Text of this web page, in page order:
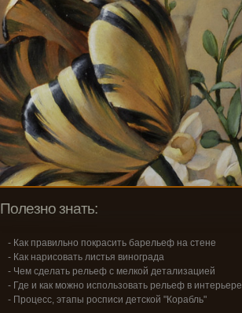
Полезно знать:
- Как правильно покрасить барельеф на стене
- Как нарисовать листья винограда
- Чем сделать рельеф с мелкой детализацией
- Где и как можно использовать рельеф в интерьере
- Процесс, этапы росписи детской "Корабль"